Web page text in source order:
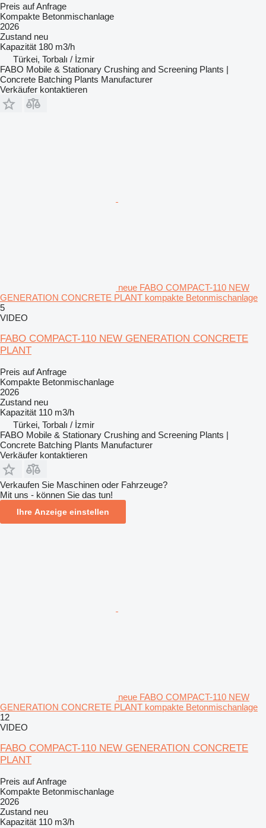
Preis auf Anfrage
Kompakte Betonmischanlage
2026
Zustand neu
Kapazität 180 m3/h
Türkei, Torbalı / İzmir
FABO Mobile & Stationary Crushing and Screening Plants |
Concrete Batching Plants Manufacturer
Verkäufer kontaktieren
neue FABO COMPACT-110 NEW
GENERATION CONCRETE PLANT kompakte Betonmischanlage
5
VIDEO
FABO COMPACT-110 NEW GENERATION CONCRETE
PLANT
Preis auf Anfrage
Kompakte Betonmischanlage
2026
Zustand neu
Kapazität 110 m3/h
Türkei, Torbalı / İzmir
FABO Mobile & Stationary Crushing and Screening Plants |
Concrete Batching Plants Manufacturer
Verkäufer kontaktieren
Verkaufen Sie Maschinen oder Fahrzeuge?
Mit uns - können Sie das tun!
Ihre Anzeige einstellen
neue FABO COMPACT-110 NEW
GENERATION CONCRETE PLANT kompakte Betonmischanlage
12
VIDEO
FABO COMPACT-110 NEW GENERATION CONCRETE
PLANT
Preis auf Anfrage
Kompakte Betonmischanlage
2026
Zustand neu
Kapazität 110 m3/h